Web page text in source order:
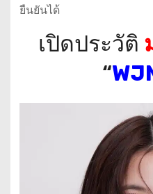
ยืนยันได้
เปิดประวัติ
“